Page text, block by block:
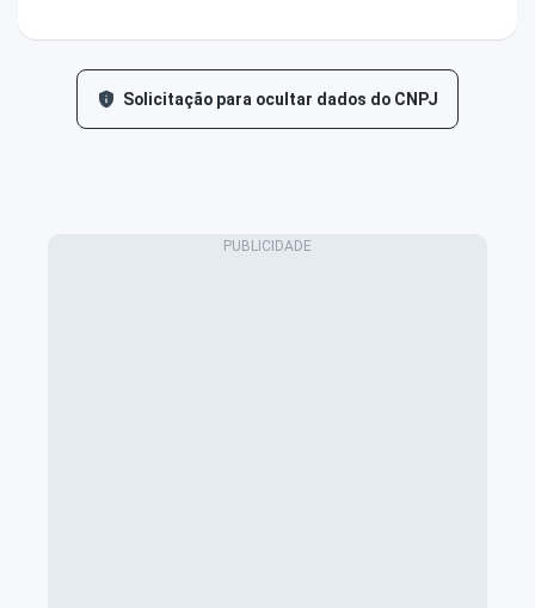
Solicitação para ocultar dados do CNPJ